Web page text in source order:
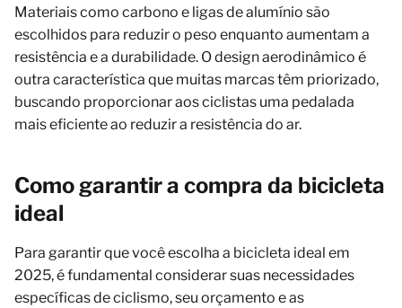
Materiais como carbono e ligas de alumínio são
escolhidos para reduzir o peso enquanto aumentam a
resistência e a durabilidade. O design aerodinâmico é
outra característica que muitas marcas têm priorizado,
buscando proporcionar aos ciclistas uma pedalada
mais eficiente ao reduzir a resistência do ar.
Como garantir a compra da bicicleta
ideal
Para garantir que você escolha a bicicleta ideal em
2025, é fundamental considerar suas necessidades
específicas de ciclismo, seu orçamento e as